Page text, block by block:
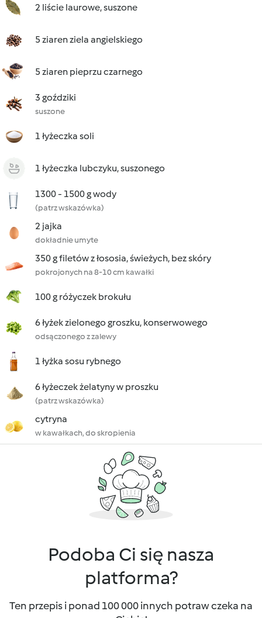
2 liście laurowe, suszone
5 ziaren ziela angielskiego
5 ziaren pieprzu czarnego
3 goździki
suszone
1 łyżeczka soli
1 łyżeczka lubczyku, suszonego
1300 - 1500 g wody
(patrz wskazówka)
2 jajka
dokładnie umyte
350 g filetów z łososia, świeżych, bez skóry
pokrojonych na 8-10 cm kawałki
100 g różyczek brokułu
6 łyżek zielonego groszku, konserwowego
odsączonego z zalewy
1 łyżka sosu rybnego
6 łyżeczek żelatyny w proszku
(patrz wskazówka)
cytryna
w kawałkach, do skropienia
Podoba Ci się nasza
platforma?
Ten przepis i ponad 100 000 innych potraw czeka na